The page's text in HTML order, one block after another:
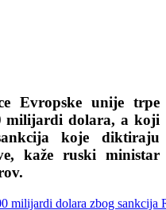
Evropske unije trpe
milijardi dolara, a koji
koje diktiraju
kaže ruski ministar